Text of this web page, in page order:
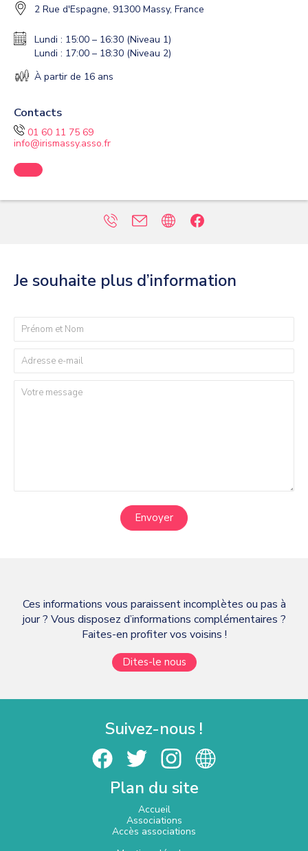
2 Rue d'Espagne, 91300 Massy, France
Lundi : 15:00 – 16:30 (Niveau 1)
Lundi : 17:00 – 18:30 (Niveau 2)
À partir de 16 ans
Contacts
01 60 11 75 69
info@irismassy.asso.fr
Je souhaite plus d’information
Envoyer
Ces informations vous paraissent incomplètes ou pas à
jour ? Vous disposez d’informations complémentaires ?
Faites-en profiter vos voisins !
Dites-le nous
Suivez-nous !
Plan du site
Accueil
Associations
Accès associations